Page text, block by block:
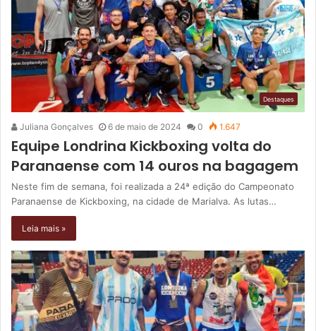
Destaques
Juliana Gonçalves 6 de maio de 2024 0 1.647
Equipe Londrina Kickboxing volta do
Paranaense com 14 ouros na bagagem
Neste fim de semana, foi realizada a 24ª edição do Campeonato
Paranaense de Kickboxing, na cidade de Marialva. As lutas…
Leia mais »